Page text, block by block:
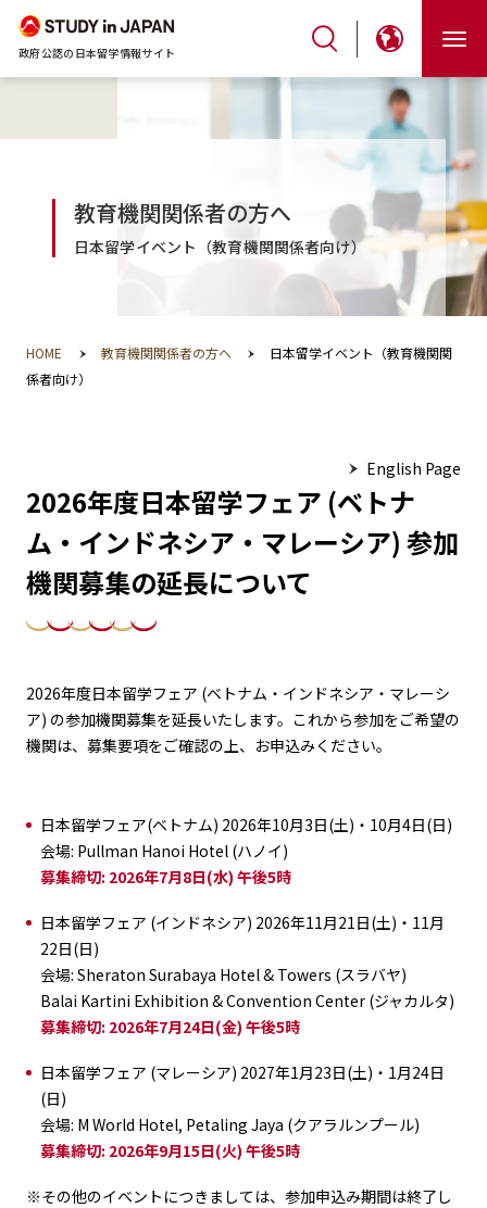
政府公認の日本留学情報サイト
教育機関関係者の方へ
日本留学イベント（教育機関関係者向け）
HOME 教育機関関係者の方へ
日本留学イベント（教育機関関
係者向け）
English Page
2026年度日本留学フェア (ベトナ
ム・インドネシア・マレーシア) 参加
機関募集の延長について
2026年度日本留学フェア (ベトナム・インドネシア・マレーシ
ア) の参加機関募集を延長いたします。これから参加をご希望の
機関は、募集要項をご確認の上、お申込みください。
日本留学フェア(ベトナム) 2026年10月3日(土)・10月4日(日)
会場: Pullman Hanoi Hotel (ハノイ)
募集締切: 2026年7月8日(水) 午後5時
日本留学フェア (インドネシア) 2026年11月21日(土)・11月
22日(日)
会場: Sheraton Surabaya Hotel & Towers (スラバヤ)
Balai Kartini Exhibition & Convention Center (ジャカルタ)
募集締切: 2026年7月24日(金) 午後5時
日本留学フェア (マレーシア) 2027年1月23日(土)・1月24日
(日)
会場: M World Hotel, Petaling Jaya (クアラルンプール)
募集締切: 2026年9月15日(火) 午後5時
※その他のイベントにつきましては、参加申込み期間は終了し